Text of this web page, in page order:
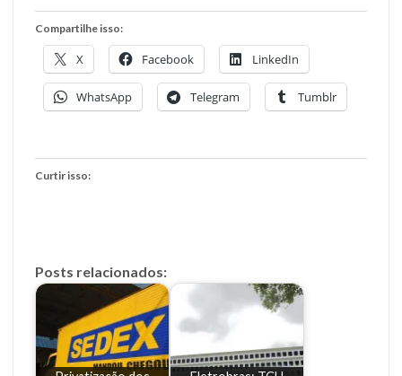
Compartilhe isso:
X Facebook LinkedIn
WhatsApp Telegram Tumblr
Curtir isso:
Posts relacionados: